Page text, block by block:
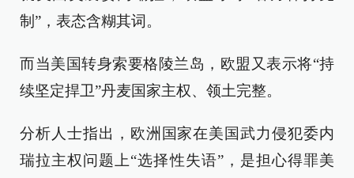
制”，表态含糊其词。
而当美国转身索要格陵兰岛，欧盟又表示将“持
续坚定捍卫”丹麦国家主权、领土完整。
分析人士指出，欧洲国家在美国武力侵犯委内
瑞拉主权问题上“选择性失语”，是担心得罪美